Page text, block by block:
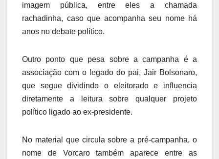
imagem pública, entre eles a chamada
rachadinha, caso que acompanha seu nome há
anos no debate político.
Outro ponto que pesa sobre a campanha é a
associação com o legado do pai, Jair Bolsonaro,
que segue dividindo o eleitorado e influencia
diretamente a leitura sobre qualquer projeto
político ligado ao ex-presidente.
No material que circula sobre a pré-campanha, o
nome de Vorcaro também aparece entre as